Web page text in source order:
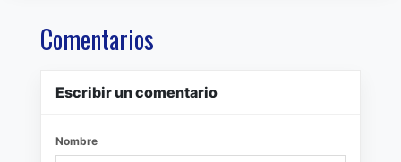
Comentarios
Escribir un comentario
Nombre